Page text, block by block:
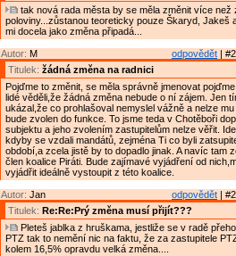
tak nová rada města by se měla změnit více než
poloviny...zůstanou teoreticky pouze Škaryd, Jakeš
mi docela jako změna připadá...
odpovědět |
Autor: M
Titulek: žádná změna na radnici
Pojďme to změnit, se měla správně jmenovat
lidé věděli,že žádná změna nebude o ní zájem. Jen
ukázal,že co prohlašoval nemyslel vážně a nelze
bude zvolen do funkce. To jsme teda v Chotěboři
subjektu a jeho zvolením zastupitelům nelze věřit.
kdyby se vzdali mandátů, zejména Ti co byli
období,a zcela jistě by to dopadlo jinak. A navíc tam
člen koalice Piráti. Bude zajímavé vyjádření od
vyjádřit ideálně vystoupit z této koalice.
odpovědět |
Autor: Jan
Titulek: Re:Re:Prý změna musí přijít???
Pleteš jablka z hruškama, jestliže se v radě
PTZ tak to nemění nic na faktu, že za zastupitele
kolem 16,5% opravdu velká změna....